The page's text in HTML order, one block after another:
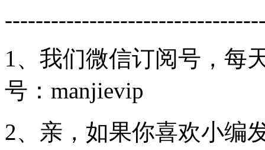
1、我们微信订阅号，每
号：manjievip
2、亲，如果你喜欢小编